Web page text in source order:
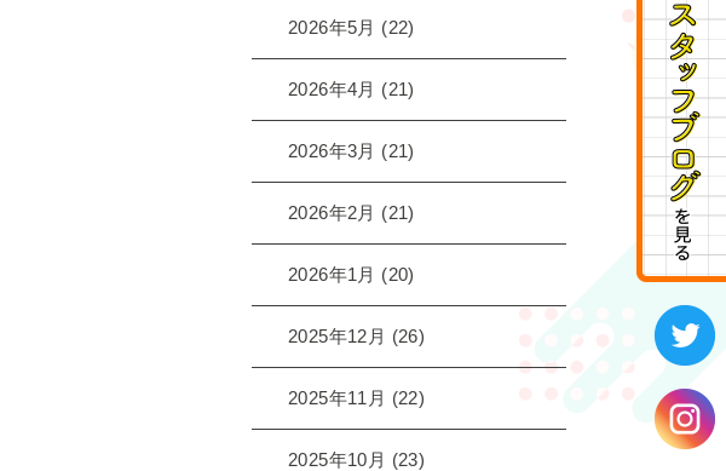
2026年5月 (22)
2026年4月 (21)
2026年3月 (21)
2026年2月 (21)
2026年1月 (20)
2025年12月 (26)
2025年11月 (22)
2025年10月 (23)